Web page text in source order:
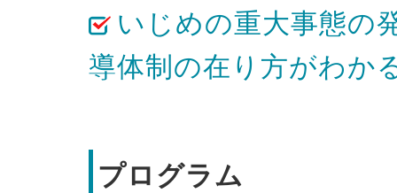
いじめの重大事態の
導体制の在り方がわか
プログラム